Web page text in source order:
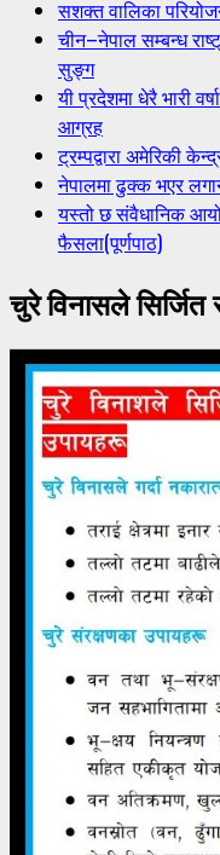
सशक्त वालिका
चीन–नेपाल सम्बन्ध
सुङ्ग
यी प्रदेशमा धेरै भारी
आग्रह
ट्रम्पद्वारा अमेरिकी
नेपालमा ढुक्क भएर
यस्तो छ संवैधानिक
फैसला(पूर्णपाठ)
चुरे विनासले